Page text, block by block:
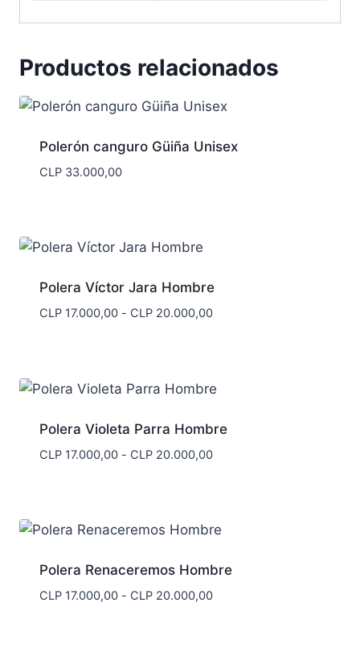
Productos relacionados
Polerón canguro Güiña Unisex
CLP33.000,00
Polera Víctor Jara Hombre
CLP17.000,00 - CLP20.000,00Rango
CLP 17.000,00
CLP 20.000,00
Polera Violeta Parra Hombre
CLP17.000,00 - CLP20.000,00Rango
CLP 17.000,00
CLP 20.000,00
Polera Renaceremos Hombre
CLP17.000,00 - CLP20.000,00Rango